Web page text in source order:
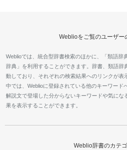
Weblioをご覧のユーザー
Weblioでは、統合型辞書検索のほかに、「類語辞
辞典」を利用することができます。辞書、類語辞
動しており、それぞれの検索結果へのリンクが表
中では、Weblioに登録されている他のキーワード
解説文で登場した分からないキーワードや気にな
果を表示することができます。
Weblio辞書のカテ